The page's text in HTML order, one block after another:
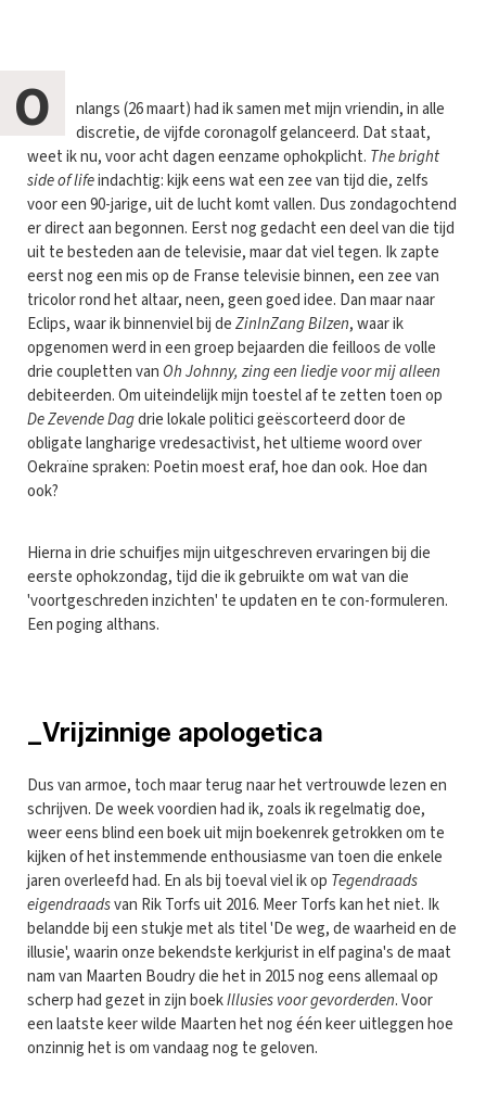
O
nlangs (26 maart) had ik samen met mijn vriendin, in alle
discretie, de vijfde coronagolf gelanceerd. Dat staat,
weet ik nu, voor acht dagen eenzame ophokplicht. The bright
side of lifeindachtig: kijk eens wat een zee van tijd die, zelfs
voor een 90-jarige, uit de lucht komt vallen. Dus zondagochtend
er direct aan begonnen. Eerst nog gedacht een deel van die tijd
uit te besteden aan de televisie, maar dat viel tegen. Ik zapte
eerst nog een mis op de Franse televisie binnen, een zee van
tricolor rond het altaar, neen, geen goed idee. Dan maar naar
Eclips, waar ik binnenviel bij deZinInZangBilzen, waar ik
opgenomen werd in een groep bejaarden die feilloos de volle
drie coupletten van Oh Johnny, zing een liedje voor mijalleen
debiteerden. Om uiteindelijk mijn toestel af te zetten toen op
De Zevende Dagdrie lokale politici geëscorteerd door de
obligate langharige vredesactivist, het ultieme woord over
Oekraïne spraken: Poetin moest eraf, hoe dan ook. Hoe dan
ook?
Hierna in drie schuifjes mijn uitgeschreven ervaringen bij die
eerste ophokzondag, tijd die ik gebruikte om wat van die
'voortgeschreden inzichten' te updaten en te con-formuleren.
Een poging althans.
_Vrijzinnige apologetica
Dus van armoe, toch maar terug naar het vertrouwde lezen en
schrijven. De week voordien had ik, zoals ik regelmatig doe,
weer eens blind een boek uit mijn boekenrek getrokken om te
kijken of het instemmende enthousiasme van toen die enkele
jaren overleefd had. En als bij toeval viel ik op Tegendraads
eigendraadsvan Rik Torfs uit 2016. Meer Torfs kan het niet. Ik
belandde bij een stukje met als titel 'De weg, de waarheid en de
illusie', waarin onze bekendste kerkjurist in elf pagina's de maat
nam van Maarten Boudry die het in 2015 nog eens allemaal op
scherp had gezet in zijn boekIllusies voor gevorderden. Voor
een laatste keer wilde Maarten het nog één keer uitleggen hoe
onzinnig het is om vandaag nog te geloven.